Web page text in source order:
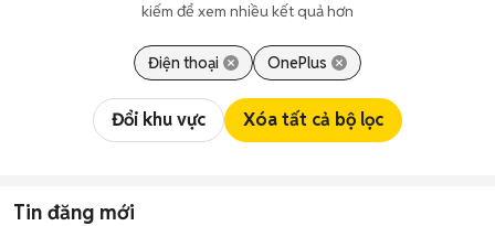
kiếm để xem nhiều kết quả hơn
Điện thoại OnePlus
Đổi khu vực Xóa tất cả bộ lọc
Tin đăng mới